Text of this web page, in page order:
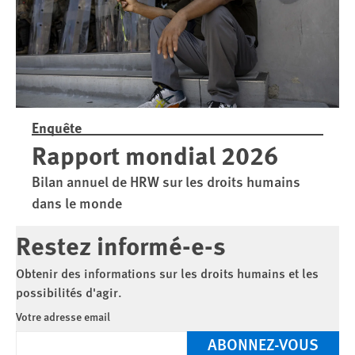
Enquête
Rapport mondial 2026
Bilan annuel de HRW sur les droits humains
dans le monde
Restez informé-e-s
Obtenir des informations sur les droits humains et les
possibilités d'agir.
Votre adresse email
ABONNEZ-VOUS